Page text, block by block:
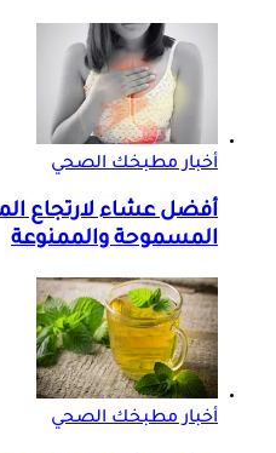
أخبار مطبخك الصحي
أفضل عشاء لارتجاع
المسموحة والممنوعة
أخبار مطبخك الصحي